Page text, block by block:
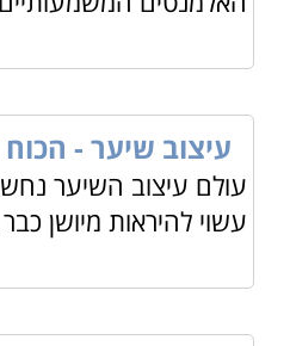
עיצוב שיער -
עולם עיצוב השיער
עשוי להיראות מיושן